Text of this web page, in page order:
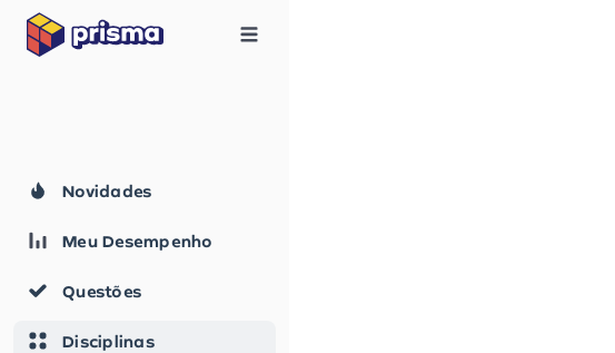
Novidades
Meu Desempenho
Questões
Disciplinas